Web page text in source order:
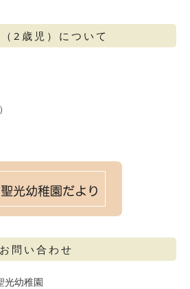
2歳児）について
お問い合わせ
光幼稚園